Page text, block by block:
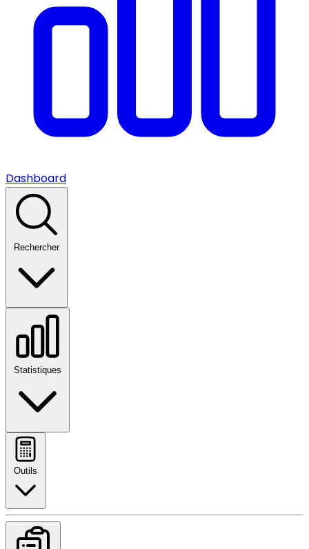
Dashboard
Rechercher
Statistiques
Outils